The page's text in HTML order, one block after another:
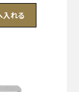
入れる